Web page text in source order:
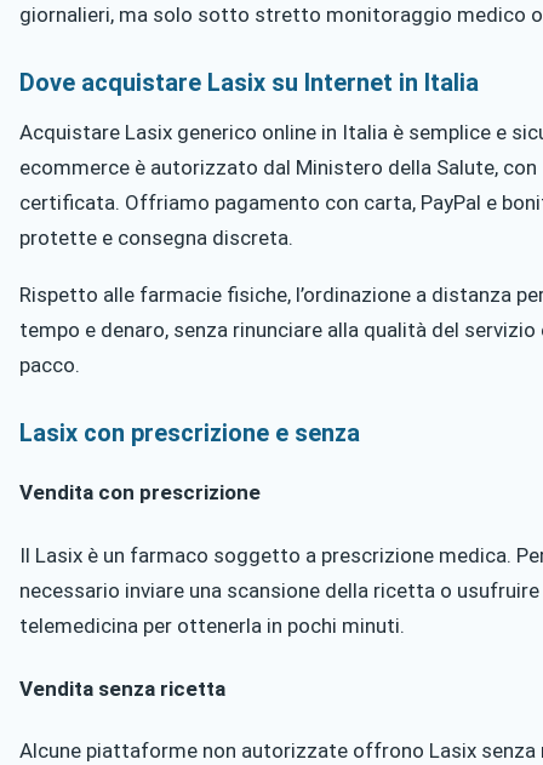
giornalieri, ma solo sotto stretto monitoraggio medico
Dove acquistare Lasix su Internet in Italia
Acquistare Lasix generico online in Italia è semplice e
ecommerce è autorizzato dal Ministero della Salute,
certificata. Offriamo pagamento con carta, PayPal e
protette e consegna discreta.
Rispetto alle farmacie fisiche, l’ordinazione a distanza
tempo e denaro, senza rinunciare alla qualità del
pacco.
Lasix con prescrizione e senza
Vendita con prescrizione
Il Lasix è un farmaco soggetto a prescrizione medica.
necessario inviare una scansione della ricetta o
telemedicina per ottenerla in pochi minuti.
Vendita senza ricetta
Alcune piattaforme non autorizzate offrono Lasix